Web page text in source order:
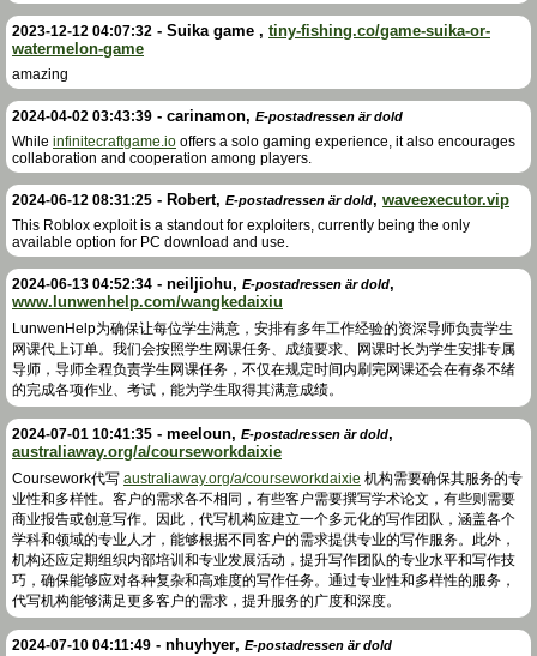
2023-12-12 04:07:32 - Suika game , tiny-fishing.co/game-suika-or-
watermelon-game
amazing
2024-04-02 03:43:39 - carinamon, E-postadressen är dold
While infinitecraftgame.io offers a solo gaming experience, it also encourages
collaboration and cooperation among players.
2024-06-12 08:31:25 - Robert, E-postadressen är dold, waveexecutor.vip
This Roblox exploit is a standout for exploiters, currently being the only
available option for PC download and use.
2024-06-13 04:52:34 - neiljiohu, E-postadressen är dold,
www.lunwenhelp.com/wangkedaixiu
LunwenHelp为确保让每位学生满意，安排有多年工作经验的资深导师负责学生
网课代上订单。我们会按照学生网课任务、成绩要求、网课时长为学生安排专属
导师，导师全程负责学生网课任务，不仅在规定时间内刷完网课还会在有条不绪
的完成各项作业、考试，能为学生取得其满意成绩。
2024-07-01 10:41:35 - meeloun, E-postadressen är dold,
australiaway.org/a/courseworkdaixie
Coursework代写 australiaway.org/a/courseworkdaixie 机构需要确保其服务的专
业性和多样性。客户的需求各不相同，有些客户需要撰写学术论文，有些则需要
商业报告或创意写作。因此，代写机构应建立一个多元化的写作团队，涵盖各个
学科和领域的专业人才，能够根据不同客户的需求提供专业的写作服务。此外，
机构还应定期组织内部培训和专业发展活动，提升写作团队的专业水平和写作技
巧，确保能够应对各种复杂和高难度的写作任务。通过专业性和多样性的服务，
代写机构能够满足更多客户的需求，提升服务的广度和深度。
2024-07-10 04:11:49 - nhuyhyer, E-postadressen är dold